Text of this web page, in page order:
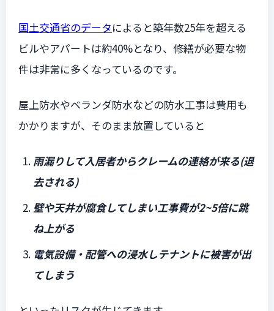
国土交通省のデータによると築年数25年を超える
ビルやアパートは約40%となり、修繕が必要な物
件は非常に多くなっているのです。
屋上防水やベランダ防水などの防水工事は費用も
かかりますが、そのまま放置していると
雨漏りして入居者からクレームの連絡が来る(退
去される)
壁や天井が腐食してしまい工事費が2~5倍に跳
ね上がる
電気設備・配管への浸水しテナントに被害が出
てしまう